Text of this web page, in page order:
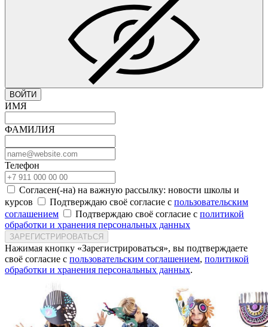
ВОЙТИ
ИМЯ
ФАМИЛИЯ
Телефон
Согласен(-на) на важную рассылку: новости школы и
курсов
Подтверждаю своё согласие с пользовательским
соглашением
Подтверждаю своё согласие с политикой
обработки и хранения персональных данных
ЗАРЕГИСТРИРОВАТЬСЯ
Нажимая кнопку «Зарегистрироваться», вы подтверждаете
своё согласие с пользовательским соглашением, политикой
обработки и хранения персональных данных.